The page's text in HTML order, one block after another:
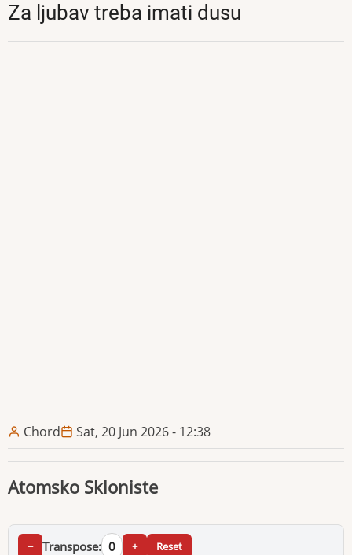
Za ljubav treba imati dusu
Chord Sat, 20 Jun 2026 - 12:38
Atomsko Skloniste
− Transpose: 0 + Reset